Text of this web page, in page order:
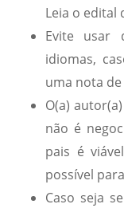
Leia o edital
Evite usar
idiomas,
uma nota
O(a)
não é
pais é
possível
Caso seja